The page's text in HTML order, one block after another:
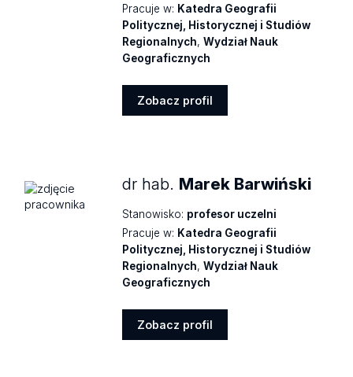
Pracuje w: Katedra Geografii
Politycznej, Historycznej i Studiów
Regionalnych,Wydział Nauk
Geograficznych
Zobacz profil
dr hab. Marek Barwiński
Stanowisko: profesor uczelni
Pracuje w: Katedra Geografii
Politycznej, Historycznej i Studiów
Regionalnych,Wydział Nauk
Geograficznych
Zobacz profil